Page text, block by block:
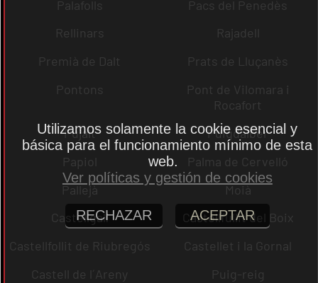
Palafolls
Pacs del Penedès
Rellinars
Rajadell
Premià de Dalt
Prats de Lluçanès
Pontons
Pont de Vilomara i
Rocafort
Pujalt
Puigdàlber
Papiol
Palma de Cervelló
Pallejà
Moià
Castellgalí
Castellfullit del Boix
Castellfollit de Riubregós
Castellet i la Gornal
Castell de l´Areny
Puig-reig
Utilizamos solamente la cookie esencial y
básica para el funcionamiento mínimo de esta
web.
Ver políticas y gestión de cookies
RECHAZAR ACEPTAR